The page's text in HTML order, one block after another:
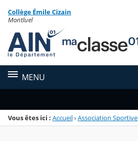
Menu de la rubrique
Contenu
Collège Émile Cizain
Montluel
MENU
Vous êtes ici : Accueil›Association Sportive